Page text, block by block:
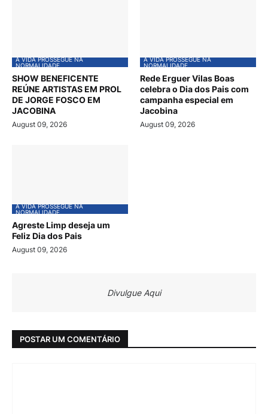
A VIDA PROSSEGUE NA
NORMALIDADE
SHOW BENEFICENTE
REÚNE ARTISTAS EM PROL
DE JORGE FOSCO EM
JACOBINA
August 09, 2026
A VIDA PROSSEGUE NA
NORMALIDADE
Rede Erguer Vilas Boas
celebra o Dia dos Pais com
campanha especial em
Jacobina
August 09, 2026
A VIDA PROSSEGUE NA
NORMALIDADE
Agreste Limp deseja um
Feliz Dia dos Pais
August 09, 2026
Divulgue Aqui
POSTAR UM COMENTÁRIO